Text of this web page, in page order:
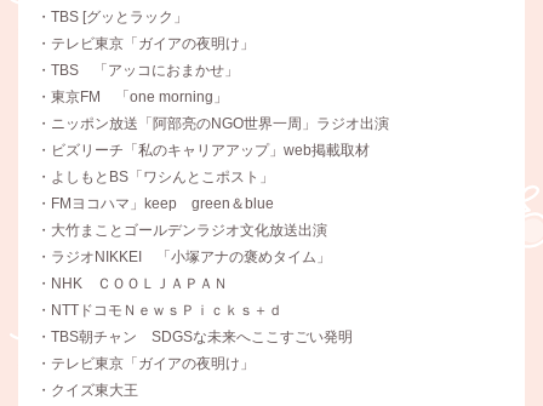
・TBS [グッとラック」
・テレビ東京「ガイアの夜明け」
・TBS 「アッコにおまかせ」
・東京FM 「one morning」
・ニッポン放送「阿部亮のNGO世界一周」ラジオ出演
・ビズリーチ「私のキャリアアップ」web掲載取材
・よしもとBS「ワシんとこポスト」
・FMヨコハマ」keep green＆blue
・大竹まことゴールデンラジオ文化放送出演
・ラジオNIKKEI 「小塚アナの褒めタイム」
・NHK ＣＯＯＬＪＡＰＡＮ
・NTTドコモＮｅｗｓＰｉｃｋｓ＋ｄ
・TBS朝チャン SDGSな未来へここすごい発明
・テレビ東京「ガイアの夜明け」
・クイズ東大王